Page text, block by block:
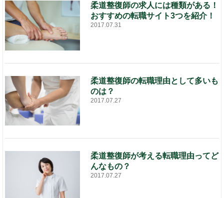
柔道整復師の求人には種類がある！
おすすめの転職サイト3つを紹介！
2017.07.31
柔道整復師の転職理由として多いも
のは？
2017.07.27
柔道整復師が考える転職理由ってど
んなもの？
2017.07.27